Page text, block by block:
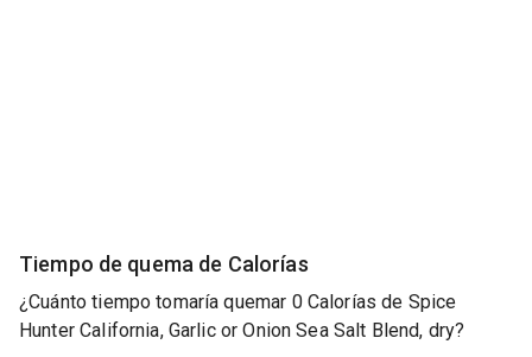
Tiempo de quema de Calorías
¿Cuánto tiempo tomaría quemar 0 Calorías de Spice
Hunter California, Garlic or Onion Sea Salt Blend, dry?